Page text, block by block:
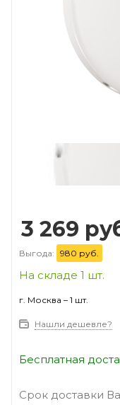
3 269
Выгода: 980 руб.
На складе 1 шт.
г. Москва – 1 шт.
Нашли дешевле?
Бесплатная
Срок доставки